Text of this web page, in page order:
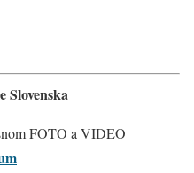
Slovenska
FOTO a VIDEO